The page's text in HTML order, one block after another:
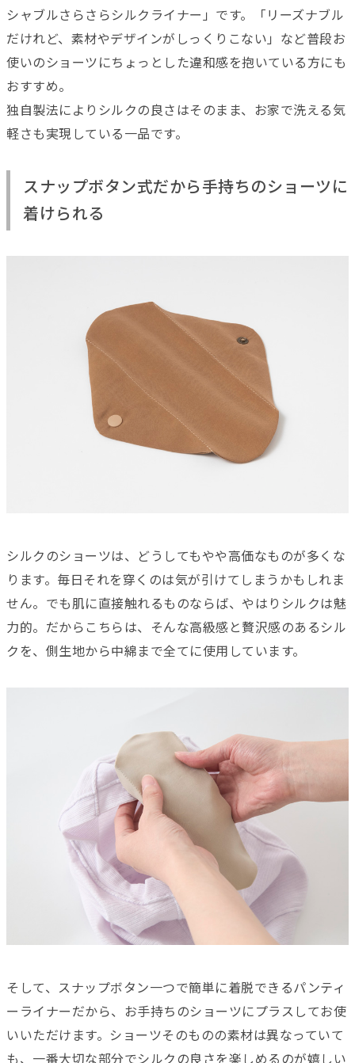
シャブルさらさらシルクライナー」です。「リーズナブル
だけれど、素材やデザインがしっくりこない」など普段お
使いのショーツにちょっとした違和感を抱いている方にも
おすすめ。
独自製法によりシルクの良さはそのまま、お家で洗える気
軽さも実現している一品です。
スナップボタン式だから手持ちのショーツに
着けられる
シルクのショーツは、どうしてもやや高価なものが多くな
ります。毎日それを穿くのは気が引けてしまうかもしれま
せん。でも肌に直接触れるものならば、やはりシルクは魅
力的。だからこちらは、そんな高級感と贅沢感のあるシル
クを、側生地から中綿まで全てに使用しています。
そして、スナップボタン一つで簡単に着脱できるパンティ
ーライナーだから、お手持ちのショーツにプラスしてお使
いいただけます。ショーツそのものの素材は異なっていて
も、一番大切な部分でシルクの良さを楽しめるのが嬉しい